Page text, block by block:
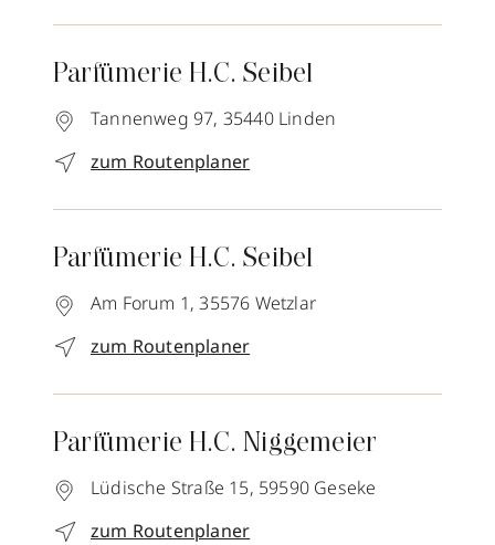
Parfümerie H.C. Seibel
Tannenweg 97, 35440 Linden
zum Routenplaner
Parfümerie H.C. Seibel
Am Forum 1, 35576 Wetzlar
zum Routenplaner
Parfümerie H.C. Niggemeier
Lüdische Straße 15, 59590 Geseke
zum Routenplaner